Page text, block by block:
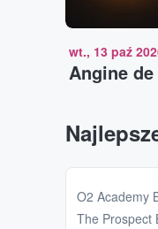
wt., 13 paź
Angine
O2 Academy
The Prospect